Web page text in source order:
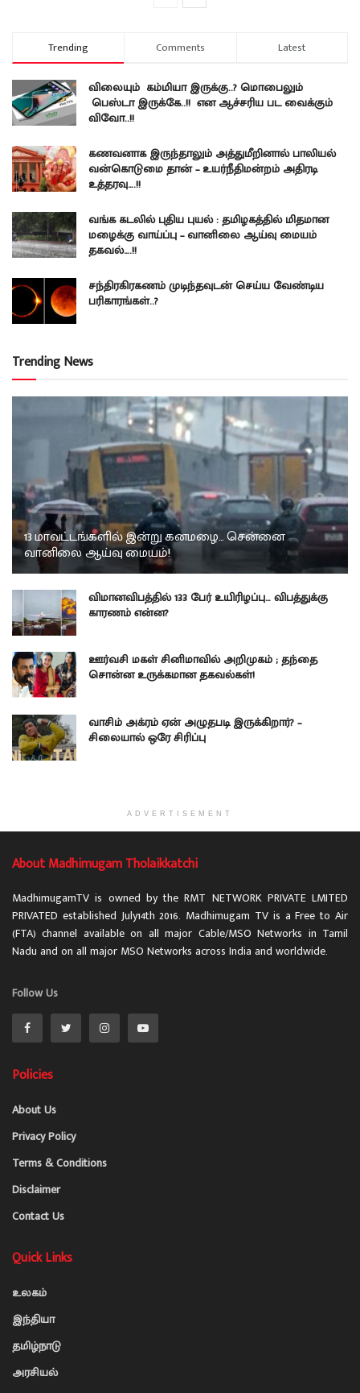
Trending Comments Latest
விலையும் கம்மியா இருக்கு..? மொபைலும்
பெஸ்டா இருக்கே..!! என ஆச்சரிய பட வைக்கும்
விவோ..!!
கணவனாக இருந்தாலும் அத்துமீறினால் பாலியல்
வன்கொடுமை தான் – உயர்நீதிமன்றம் அதிரடி
உத்தரவு….!!
வங்க கடலில் புதிய புயல் : தமிழகத்தில் மிதமான
மழைக்கு வாய்ப்பு – வானிலை ஆய்வு மையம்
தகவல்….!!
சந்திரகிரகணம் முடிந்தவுடன் செய்ய வேண்டிய
பரிகாரங்கள்..?
Trending News
13 மாவட்டங்களில் இன்று கனமழை… சென்னை
வானிலை ஆய்வு மையம்!
விமானவிபத்தில் 133 பேர் உயிரிழப்பு… விபத்துக்கு
காரணம் என்ன?
ஊர்வசி மகள் சினிமாவில் அறிமுகம் ; தந்தை
சொன்ன உருக்கமான தகவல்கள்!
வாசிம் அக்ரம் ஏன் அழுதபடி இருக்கிறார்? –
சிலையால் ஒரே சிரிப்பு
ADVERTISEMENT
About Madhimugam Tholaikkatchi
MadhimugamTV is owned by the RMT NETWORK PRIVATE LMITED
PRIVATED established July14th 2016. Madhimugam TV is a Free to Air
(FTA) channel available on all major Cable/MSO Networks in Tamil
Nadu and on all major MSO Networks across India and worldwide.
Follow Us
Policies
About Us
Privacy Policy
Terms & Conditions
Disclaimer
Contact Us
Quick Links
உலகம்
இந்தியா
தமிழ்நாடு
அரசியல்